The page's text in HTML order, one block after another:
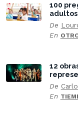
100
De
En
12
De
En